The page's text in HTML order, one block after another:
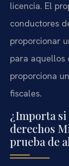
licencia. El
conductores
proporcionar
para aquellos
proporciona
fiscales.
¿Importa si
derechos
prueba de